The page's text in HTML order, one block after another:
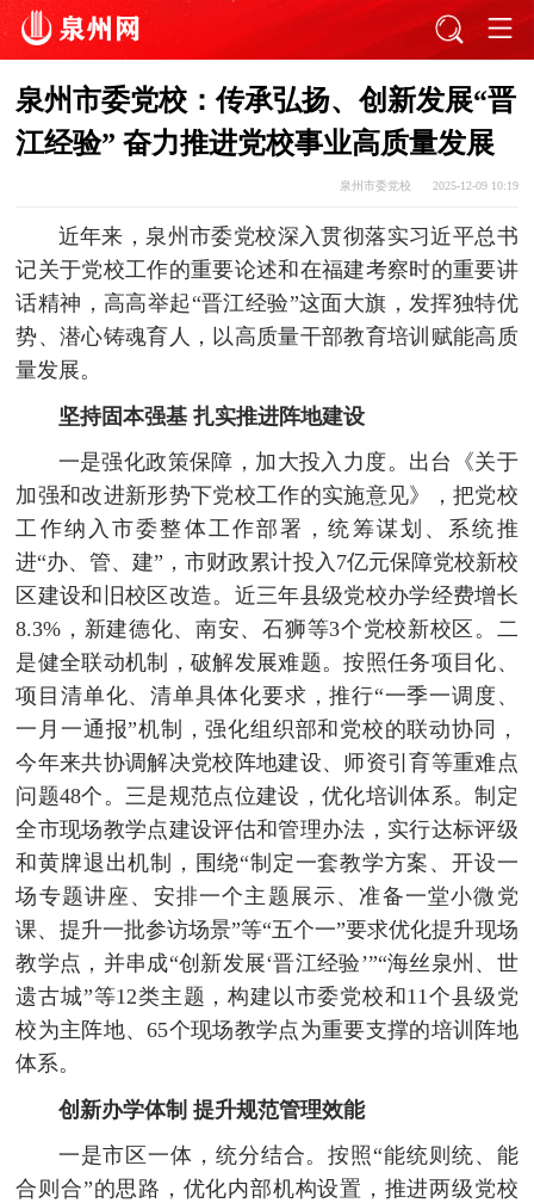
泉州市委党校：传承弘扬、创新发展“晋
江经验” 奋力推进党校事业高质量发展
泉州市委党校 2025-12-09 10:19
近年来，泉州市委党校深入贯彻落实习近平总书
记关于党校工作的重要论述和在福建考察时的重要讲
话精神，高高举起“晋江经验”这面大旗，发挥独特优
势、潜心铸魂育人，以高质量干部教育培训赋能高质
量发展。
坚持固本强基 扎实推进阵地建设
一是强化政策保障，加大投入力度。出台《关于
加强和改进新形势下党校工作的实施意见》，把党校
工作纳入市委整体工作部署，统筹谋划、系统推
进“办、管、建”，市财政累计投入7亿元保障党校新校
区建设和旧校区改造。近三年县级党校办学经费增长
8.3%，新建德化、南安、石狮等3个党校新校区。 二
是健全联动机制，破解发展难题。按照任务项目化、
项目清单化、清单具体化要求，推行“一季一调度、
一月一通报”机制，强化组织部和党校的联动协同，
今年来共协调解决党校阵地建设、师资引育等重难点
问题48个。三是规范点位建设，优化培训体系。制定
全市现场教学点建设评估和管理办法，实行达标评级
和黄牌退出机制，围绕“制定一套教学方案、开设一
场专题讲座、安排一个主题展示、准备一堂小微党
课、提升一批参访场景”等“五个一”要求优化提升现场
教学点，并串成“创新发展‘晋江经验’”“海丝泉州、世
遗古城”等12类主题，构建以市委党校和11个县级党
校为主阵地、65个现场教学点为重要支撑的培训阵地
体系。
创新办学体制 提升规范管理效能
一是市区一体，统分结合。按照“能统则统、能
合则合”的思路，优化内部机构设置，推进两级党校